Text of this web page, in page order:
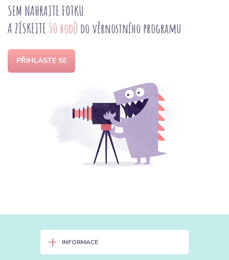
SEM NAHRAJTE FOTKU
A ZÍSKEJTE 50 bodů do věrnostního programu
PŘIHLASTE SE
+ INFORMACE